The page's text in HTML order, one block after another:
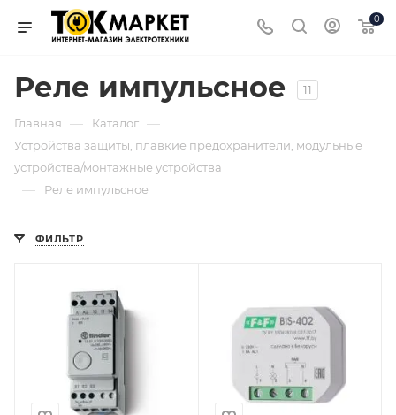
0
Реле импульсное 11
Главная — Каталог —
Устройства защиты, плавкие предохранители, модульные
устройства/монтажные устройства
— Реле импульсное
ФИЛЬТР